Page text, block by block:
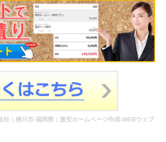
社｜柳川市-福岡県｜激安ホームページ作成-WEBウェブ